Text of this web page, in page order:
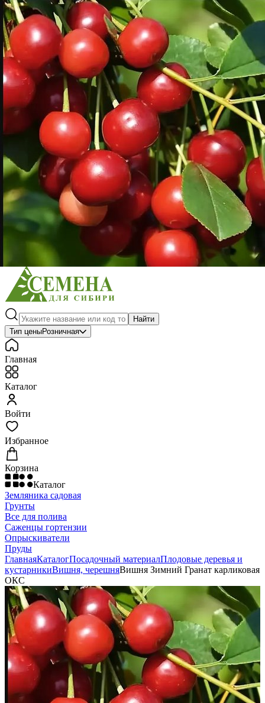
Выберите город
Обратный звонокЗаказать обратный звонок
Каталог
Семена
Грунты
Газонные травы, сидераты
Горшки, рассадники, аксессуары
Посадочный материал
Садовый инструмент, инвентарь
Консервирование
Средства защиты, удобрения, добавки, химия
Обустройство сада, декор
Найти
Тип ценыРозничная
Главная
Каталог
Войти
Избранное
Корзина
Каталог
Земляника садовая
Грунты
Все для полива
Саженцы гортензии
Опрыскиватели
Пруды
ГлавнаяКаталогПосадочный материалПлодовые деревья и
кустарникиВишня, черешняВишня Зимний Гранат карликовая
ОКС